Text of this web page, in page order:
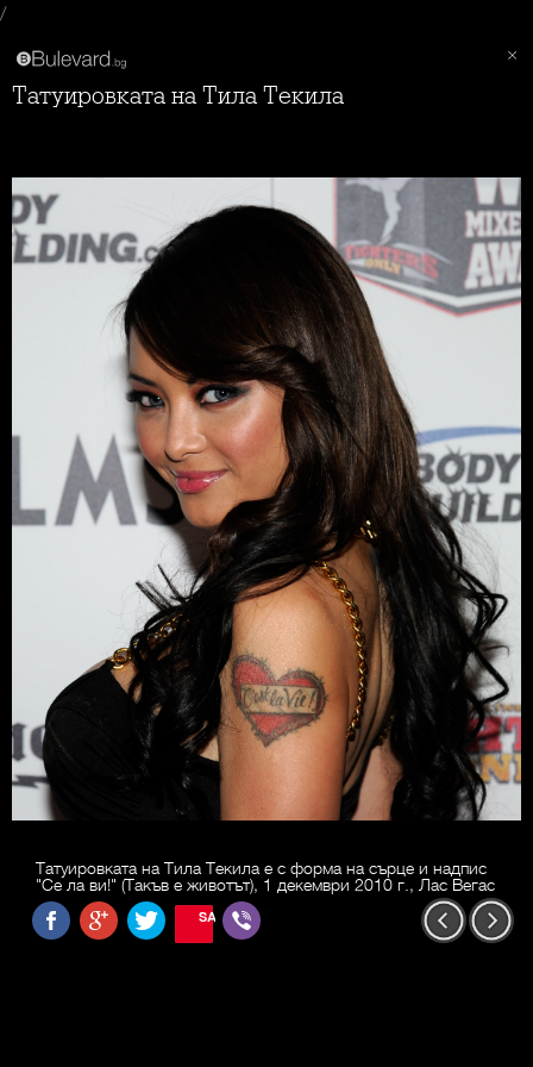
/
Татуировката на Тила Текила
Татуировката на Тила Текила е с форма на сърце и надпис
"Се ла ви!" (Такъв е животът), 1 декември 2010 г., Лас Вегас
SAVE